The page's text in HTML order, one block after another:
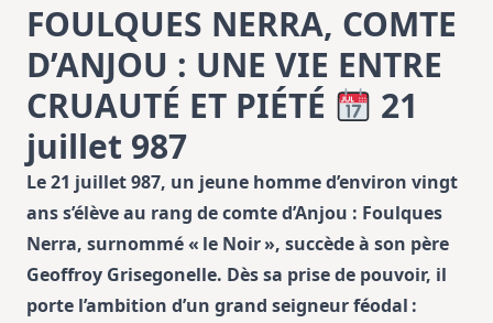
FOULQUES NERRA, COMTE
D’ANJOU : UNE VIE ENTRE
CRUAUTÉ ET PIÉTÉ
21
juillet 987
Le 21 juillet 987, un jeune homme d’environ vingt
ans s’élève au rang de comte d’Anjou : Foulques
Nerra, surnommé « le Noir », succède à son père
Geoffroy Grisegonelle. Dès sa prise de pouvoir, il
porte l’ambition d’un grand seigneur féodal :